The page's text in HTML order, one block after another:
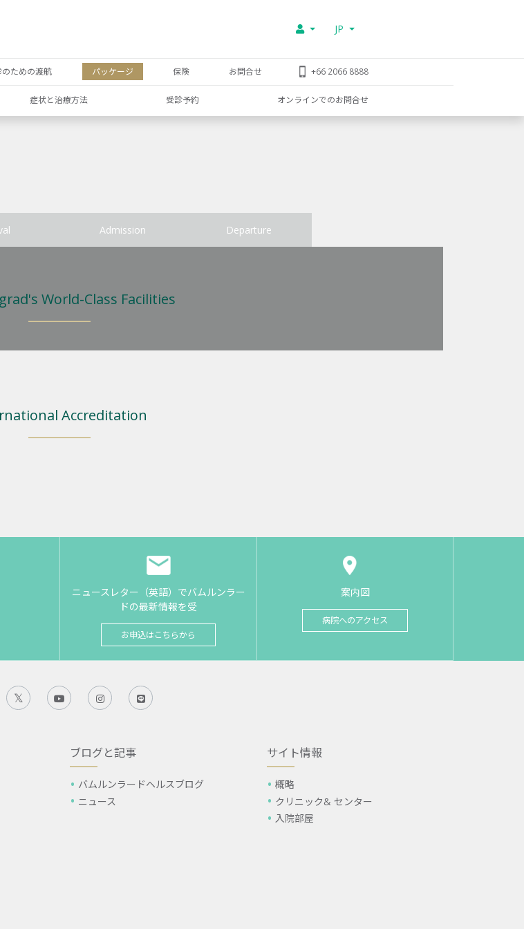
JP
のための渡航 パッケージ 保険 お問合せ +66 2066 8888
症状と治療方法 受診予約 オンラインでのお問合せ
Admission Departure
World-Class Facilities
Accreditation
ニュースレター（英語）でバムルンラー
ドの最新情報を受
お申込はこちらから
案内図
病院へのアクセス
ブログと記事
バムルンラードヘルスブログ
ニュース
サイト情報
概略
クリニック& センター
入院部屋